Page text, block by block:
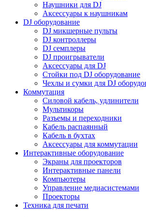
Наушники для DJ
Аксессуары к наушникам
DJ оборудование
DJ микшерные пульты
DJ контроллеры
DJ семплеры
DJ проигрыватели
Аксессуары для DJ
Стойки под DJ оборудование
Чехлы и сумки для DJ
Коммутация
Силовой кабель, удлинители
Мультикоры
Разъемы и переходники
Кабель распаянный
Кабель в бухтах
Аксессуары для коммутации
Интерактивные оборудование
Экраны для проекторов
Интерактивные панели
Компьютеры
Управление медиасистемами
Проекторы
Техника для печати